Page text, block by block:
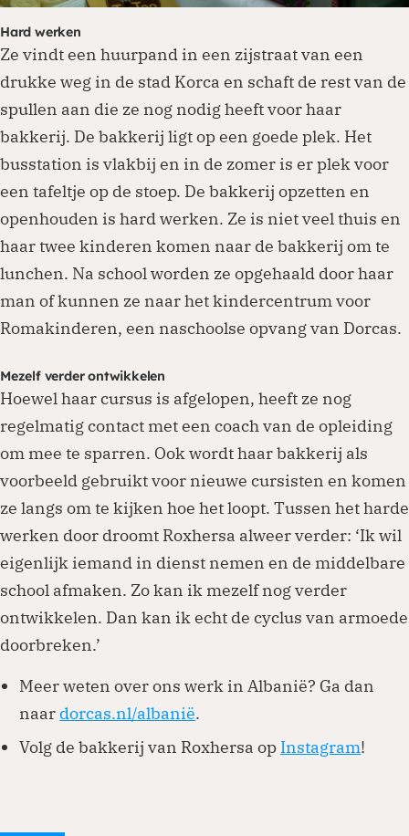
Hard werken
Ze vindt een huurpand in een zijstraat van een
drukke weg in de stad Korca en schaft de rest van de
spullen aan die ze nog nodig heeft voor haar
bakkerij. De bakkerij ligt op een goede plek. Het
busstation is vlakbij en in de zomer is er plek voor
een tafeltje op de stoep. De bakkerij opzetten en
openhouden is hard werken. Ze is niet veel thuis en
haar twee kinderen komen naar de bakkerij om te
lunchen. Na school worden ze opgehaald door haar
man of kunnen ze naar het kindercentrum voor
Romakinderen, een naschoolse opvang van Dorcas.
Mezelf verder ontwikkelen
Hoewel haar cursus is afgelopen, heeft ze nog
regelmatig contact met een coach van de opleiding
om mee te sparren. Ook wordt haar bakkerij als
voorbeeld gebruikt voor nieuwe cursisten en komen
ze langs om te kijken hoe het loopt. Tussen het harde
werken door droomt Roxhersa alweer verder: ‘Ik wil
eigenlijk iemand in dienst nemen en de middelbare
school afmaken. Zo kan ik mezelf nog verder
ontwikkelen. Dan kan ik echt de cyclus van armoede
doorbreken.’
Meer weten over ons werk in Albanië? Ga dan
naar dorcas.nl/albanië.
Volg de bakkerij van Roxhersa op Instagram!